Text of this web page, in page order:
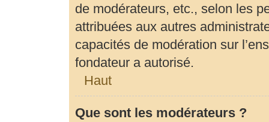
de modérateurs, etc., selon les
attribuées aux autres
capacités de modération sur
fondateur a autorisé.
Haut
Que sont les modérateurs ?